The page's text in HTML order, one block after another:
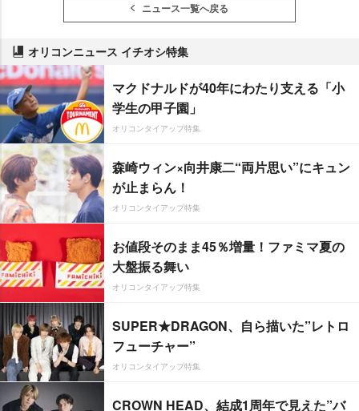
ニュース一覧へ戻る
オリコンニュース イチオシ特集
マクドナルドが40年にわたり支える「小
学生の甲子園」
オリコンタイアップ特集
森崎ウィン×向井康二“両片思い”にキュン
が止まらん！
オリコンタイアップ特集
お値段そのまま45％増量！ファミマ夏の
大盤振る舞い
オリコンタイアップ特集
SUPER★DRAGON、自ら描いた”レトロ
フューチャー”
オリコンタイアップ特集
CROWN HEAD、結成1周年で見えた”バ